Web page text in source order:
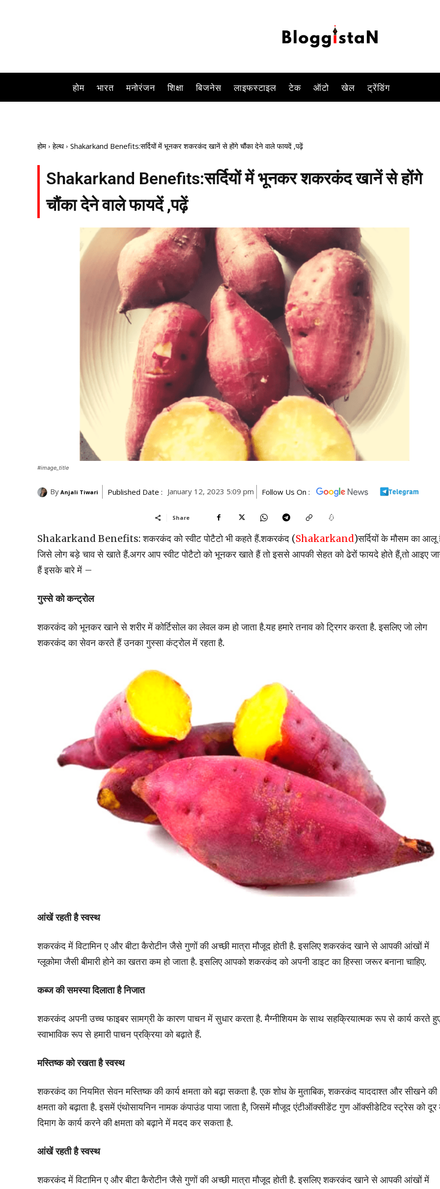
होम भारत मनोरंजन शिक्षा बिजनेस लाइफस्टाइल टेक ऑटो खेल ट्रेंडिंग
होम हेल्थ Shakarkand Benefits:सर्दियों में भूनकर शकरकंद खानें से होंगे चौंका देने वाले फायदें ,पढ़ें
Shakarkand Benefits:सर्दियों में भूनकर शकरकंद खानें से होंगे
चौंका देने वाले फायदें ,पढ़ें
#image_title
By Anjali Tiwari Published Date : January 12, 2023 5:09 pm Follow Us On :
Share
Shakarkand Benefits: शकरकंद को स्वीट पोटैटो भी कहते हैं.शकरकंद (Shakarkand)सर्दियों के मौसम का आलू
जिसे लोग बड़े चाव से खाते हैं.अगर आप स्वीट पोटैटो को भूनकर खाते हैं तो इससे आपकी सेहत को ढेरों फायदे होते हैं,तो आइए
हैं इसके बारे में –
गुस्से को कन्ट्रोल
शकरकंद को भूनकर खाने से शरीर में कोर्टिसोल का लेवल कम हो जाता है.यह हमारे तनाव को ट्रिगर करता है. इसलिए जो लोग
शकरकंद का सेवन करते हैं उनका गुस्सा कंट्रोल में रहता है.
आंखें रहती है स्वस्थ
शकरकंद में विटामिन ए और बीटा कैरोटीन जैसे गुणों की अच्छी मात्रा मौजूद होती है. इसलिए शकरकंद खाने से आपकी आंखों में
ग्लूकोमा जैसी बीमारी होने का खतरा कम हो जाता है. इसलिए आपको शकरकंद को अपनी डाइट का हिस्सा जरूर बनाना चाहिए.
कब्ज की समस्या दिलाता है निजात
शकरकंद अपनी उच्च फाइबर सामग्री के कारण पाचन में सुधार करता है. मैग्नीशियम के साथ सहक्रियात्मक रूप से कार्य करते
स्वाभाविक रूप से हमारी पाचन प्रक्रिया को बढ़ाते हैं.
मस्तिष्क को रखता है स्वस्थ
शकरकंद का नियमित सेवन मस्तिष्क की कार्य क्षमता को बढ़ा सकता है. एक शोध के मुताबिक, शकरकंद याददाश्त और सीखने की
क्षमता को बढ़ाता है. इसमें एंथोसायनिन नामक कंपाउंड पाया जाता है, जिसमें मौजूद एंटीऑक्सीडेंट गुण ऑक्सीडेटिव स्ट्रेस को
दिमाग के कार्य करने की क्षमता को बढ़ाने में मदद कर सकता है.
आंखें रहती है स्वस्थ
शकरकंद में विटामिन ए और बीटा कैरोटीन जैसे गुणों की अच्छी मात्रा मौजूद होती है. इसलिए शकरकंद खाने से आपकी आंखों में